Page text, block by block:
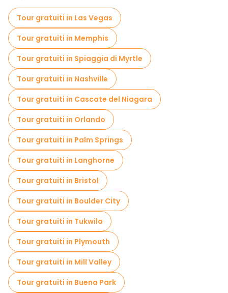
Tour gratuiti in Las Vegas
Tour gratuiti in Memphis
Tour gratuiti in Spiaggia di Myrtle
Tour gratuiti in Nashville
Tour gratuiti in Cascate del Niagara
Tour gratuiti in Orlando
Tour gratuiti in Palm Springs
Tour gratuiti in Langhorne
Tour gratuiti in Bristol
Tour gratuiti in Boulder City
Tour gratuiti in Tukwila
Tour gratuiti in Plymouth
Tour gratuiti in Mill Valley
Tour gratuiti in Buena Park